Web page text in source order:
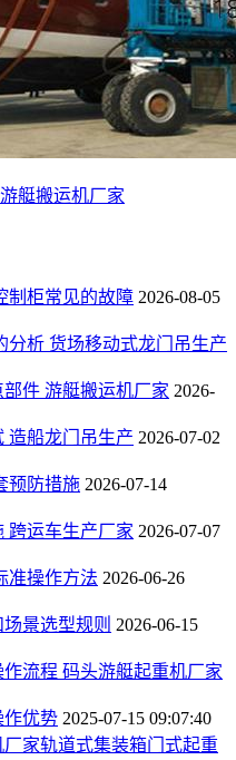
艇搬运机厂家
制柜常见的故障 2026-08-05
分析 货场移动式龙门吊生产
件 游艇搬运机厂家 2026-
造船龙门吊生产 2026-07-02
预防措施 2026-07-14
跨运车生产厂家 2026-07-07
准操作方法 2026-06-26
景选型规则 2026-06-15
流程 码头游艇起重机厂家
作优势 2025-07-15 09:07:40
家轨道式集装箱门式起重